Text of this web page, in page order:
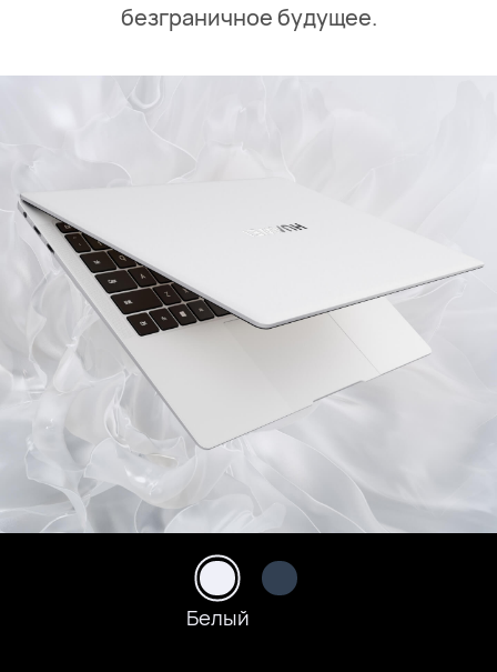
безграничное будущее.
Белый